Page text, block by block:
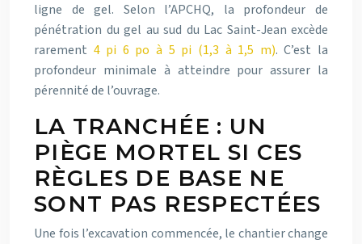
ligne de gel. Selon l’APCHQ, la profondeur de
pénétration du gel au sud du Lac Saint-Jean excède
rarement 4 pi 6 po à 5 pi (1,3 à 1,5 m). C’est la
profondeur minimale à atteindre pour assurer la
pérennité de l’ouvrage.
LA TRANCHÉE : UN
PIÈGE MORTEL SI CES
RÈGLES DE BASE NE
SONT PAS RESPECTÉES
Une fois l’excavation commencée, le chantier change